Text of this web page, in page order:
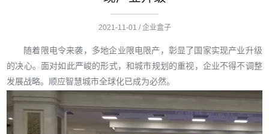
2021-11-01 / 企业盒子
随着限电令来袭 ， 多地企业 限电限产 ， 彰显了国家实现产业升级
的决心。 面对如此严峻的形式， 和城市规划的重视， 企业不得不调整
发展战略。顺应智慧城市全球化已成为必然。